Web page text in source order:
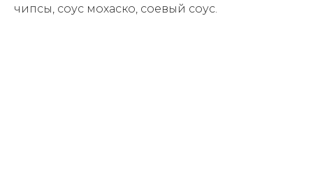
чипсы, соус мохаско, соевый соус.